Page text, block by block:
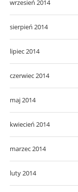
wrzesień 2014
sierpień 2014
lipiec 2014
czerwiec 2014
maj 2014
kwiecień 2014
marzec 2014
luty 2014